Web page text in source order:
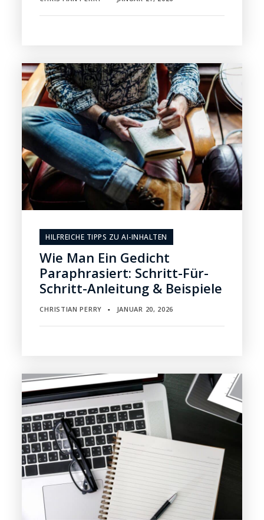
HILFREICHE TIPPS ZU AI-INHALTEN
Wie Man Ein Gedicht
Paraphrasiert: Schritt-Für-
Schritt-Anleitung & Beispiele
CHRISTIAN PERRY ▪ JANUAR 20, 2026